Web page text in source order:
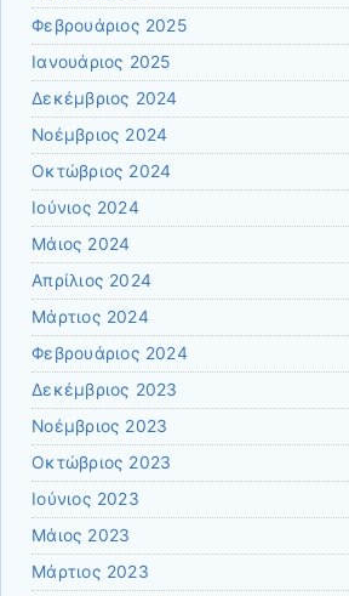
Φεβρουάριος 2025
Ιανουάριος 2025
Δεκέμβριος 2024
Νοέμβριος 2024
Οκτώβριος 2024
Ιούνιος 2024
Μάιος 2024
Απρίλιος 2024
Μάρτιος 2024
Φεβρουάριος 2024
Δεκέμβριος 2023
Νοέμβριος 2023
Οκτώβριος 2023
Ιούνιος 2023
Μάιος 2023
Μάρτιος 2023